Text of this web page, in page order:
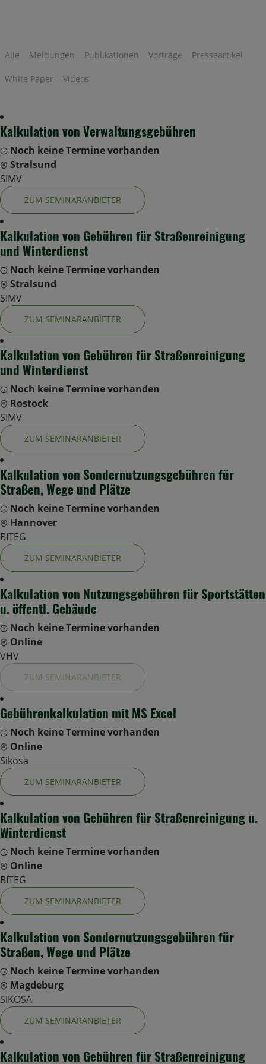
Alle Meldungen Publikationen Vorträge Presseartikel
White Paper Videos
Kalkulation von Verwaltungsgebühren
Noch keine Termine vorhanden
Stralsund
SIMV
ZUM SEMINARANBIETER
Kalkulation von Gebühren für Straßenreinigung
und Winterdienst
Noch keine Termine vorhanden
Stralsund
SIMV
ZUM SEMINARANBIETER
Kalkulation von Gebühren für Straßenreinigung
und Winterdienst
Noch keine Termine vorhanden
Rostock
SIMV
ZUM SEMINARANBIETER
Kalkulation von Sondernutzungsgebühren für
Straßen, Wege und Plätze
Noch keine Termine vorhanden
Hannover
BITEG
ZUM SEMINARANBIETER
Kalkulation von Nutzungsgebühren für Sportstätten
u. öffentl. Gebäude
Noch keine Termine vorhanden
Online
VHV
ZUM SEMINARANBIETER
Gebührenkalkulation mit MS Excel
Noch keine Termine vorhanden
Online
Sikosa
ZUM SEMINARANBIETER
Kalkulation von Gebühren für Straßenreinigung u.
Winterdienst
Noch keine Termine vorhanden
Online
BITEG
ZUM SEMINARANBIETER
Kalkulation von Sondernutzungsgebühren für
Straßen, Wege und Plätze
Noch keine Termine vorhanden
Magdeburg
SIKOSA
ZUM SEMINARANBIETER
Kalkulation von Gebühren für Straßenreinigung